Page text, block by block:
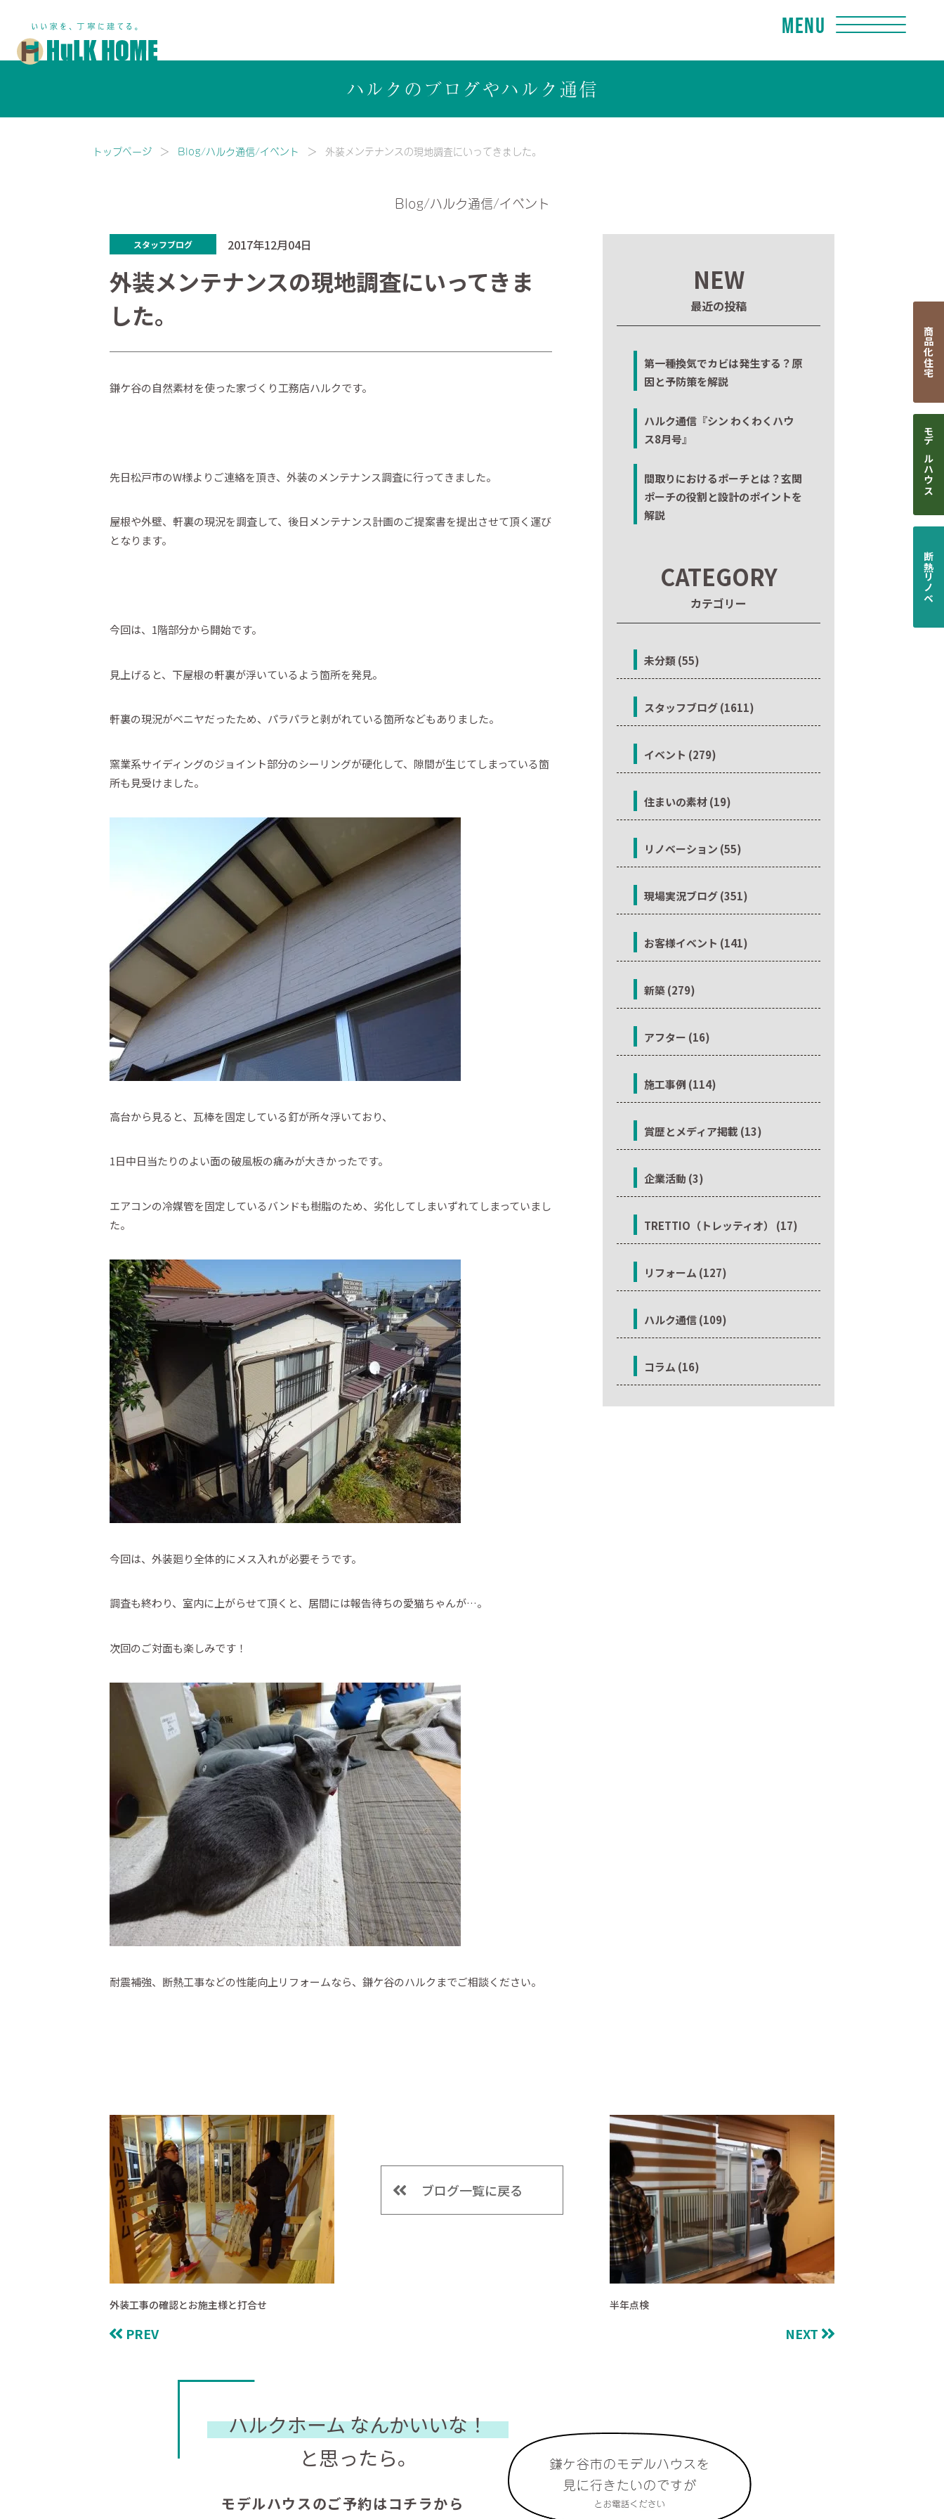
Menu
ハルクのブログやハルク通信
トップページ Blog/ハルク通信/イベント 外装メンテナンスの現地調査にいってきました。
Blog/ハルク通信/イベント
スタッフブログ 2017年12月04日
外装メンテナンスの現地調査にいってきま
した。
鎌ケ谷の自然素材を使った家づくり工務店ハルクです。
先日松戸市のW様よりご連絡を頂き、外装のメンテナンス調査に行ってきました。
屋根や外壁、軒裏の現況を調査して、後日メンテナンス計画のご提案書を提出させて頂く運び
となります。
今回は、1階部分から開始です。
見上げると、下屋根の軒裏が浮いているよう箇所を発見。
軒裏の現況がベニヤだったため、パラパラと剥がれている箇所などもありました。
窯業系サイディングのジョイント部分のシーリングが硬化して、隙間が生じてしまっている箇
所も見受けました。
高台から見ると、瓦棒を固定している釘が所々浮いており、
1日中日当たりのよい面の破風板の痛みが大きかったです。
エアコンの冷媒管を固定しているバンドも樹脂のため、劣化してしまいずれてしまっていまし
た。
今回は、外装廻り全体的にメス入れが必要そうです。
調査も終わり、室内に上がらせて頂くと、居間には報告待ちの愛猫ちゃんが…。
次回のご対面も楽しみです！
耐震補強、断熱工事などの性能向上リフォームなら、鎌ケ谷のハルクまでご相談ください。
ブログ一覧に戻る
PREV
外装工事の確認とお施主様と打合せ
NEXT
半年点検
NEW
最近の投稿
第一種換気でカビは発生する？原
因と予防策を解説
ハルク通信『シン わくわくハウ
ス8月号』
間取りにおけるポーチとは？玄関
ポーチの役割と設計のポイントを
解説
CATEGORY
カテゴリー
未分類 (55)
スタッフブログ (1611)
イベント (279)
住まいの素材 (19)
リノベーション (55)
現場実況ブログ (351)
お客様イベント (141)
新築 (279)
アフター (16)
施工事例 (114)
賞歴とメディア掲載 (13)
企業活動 (3)
TRETTIO（トレッティオ） (17)
リフォーム (127)
ハルク通信 (109)
コラム (16)
ハルクホームなんかいいな！
と思ったら。
モデルハウスのご予約はコチラから
商品化住宅
モデルハウス
断熱リノベ